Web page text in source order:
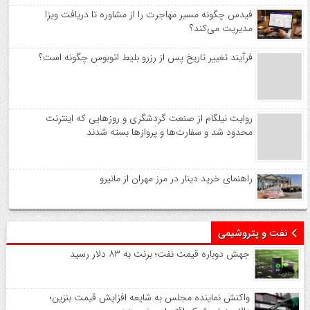
فیدس چگونه مسیر مهاجرت را از مشاوره تا دریافت ویزا
مدیریت می‌کند؟
فرآیند تغییر تاریخ پس از رزرو بلیط اتوبوس چگونه است؟
روایت نیلگام از صنعت گردشگری و روزهایی که اینترنت
محدود شد و سفارت‌ها و پروازها بسته شدند
راهنمای خرید دینار در مرز مهران از مانیرو
نفت و پتروشیمی
جهش دوباره قیمت نفت؛ برنت به ۸۳ دلار رسید
واکنش نماینده مجلس به شایعه افزایش قیمت بنزین؛